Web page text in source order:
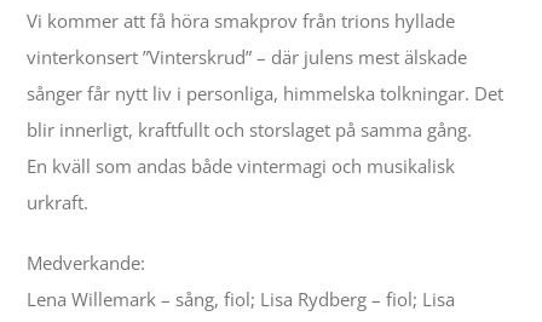
Vi kommer att få höra smakprov från trions hyllade
vinterkonsert ”Vinterskrud” – där julens mest älskade
sånger får nytt liv i personliga, himmelska tolkningar. Det
blir innerligt, kraftfullt och storslaget på samma gång.
En kväll som andas både vintermagi och musikalisk
urkraft.
Medverkande:
Lena Willemark – sång, fiol; Lisa Rydberg – fiol; Lisa